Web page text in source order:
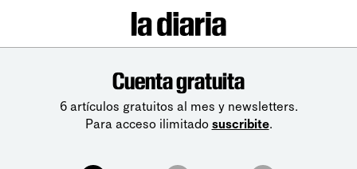
Cuenta gratuita
6 artículos gratuitos al mes y newsletters.
Para acceso ilimitado suscribite.